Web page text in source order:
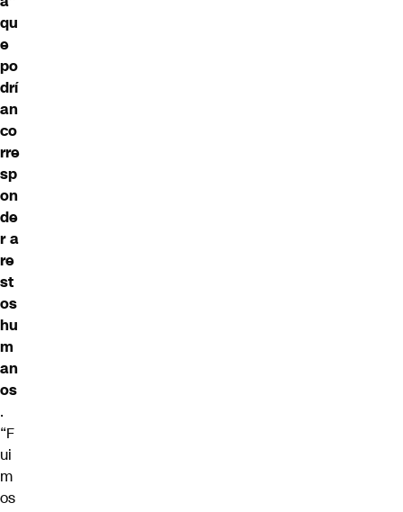
qu
e
po
drí
an
co
rre
sp
on
de
r a
re
st
os
hu
m
an
os
.
“F
ui
m
os